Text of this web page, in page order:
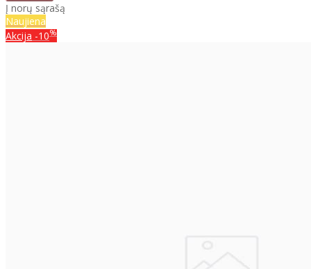
Į norų sąrašą
Naujiena
Akcija -10%